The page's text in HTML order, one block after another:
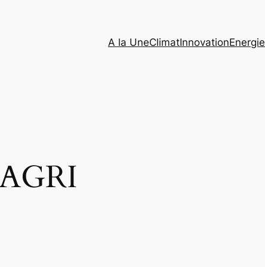
A la UneClimatInnovationEnergie